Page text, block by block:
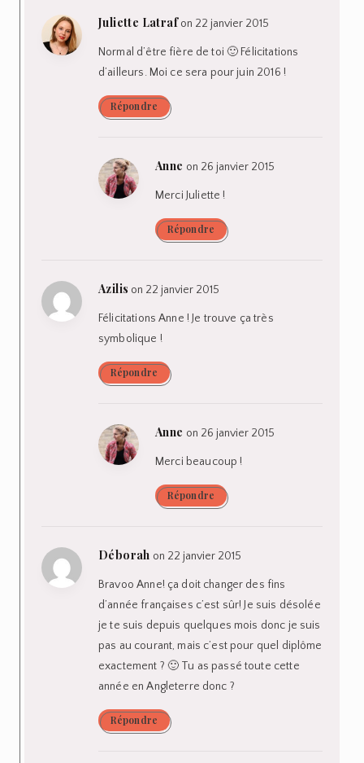
Juliette Latraf on 22 janvier 2015
Normal d’être fière de toi 🙂 Félicitations
d’ailleurs. Moi ce sera pour juin 2016 !
Répondre
Anne on 26 janvier 2015
Merci Juliette !
Répondre
Azilis on 22 janvier 2015
Félicitations Anne ! Je trouve ça très
symbolique !
Répondre
Anne on 26 janvier 2015
Merci beaucoup !
Répondre
Déborah on 22 janvier 2015
Bravoo Anne! ça doit changer des fins
d’année françaises c’est sûr! Je suis désolée
je te suis depuis quelques mois donc je suis
pas au courant, mais c’est pour quel diplôme
exactement ? 🙂 Tu as passé toute cette
année en Angleterre donc ?
Répondre